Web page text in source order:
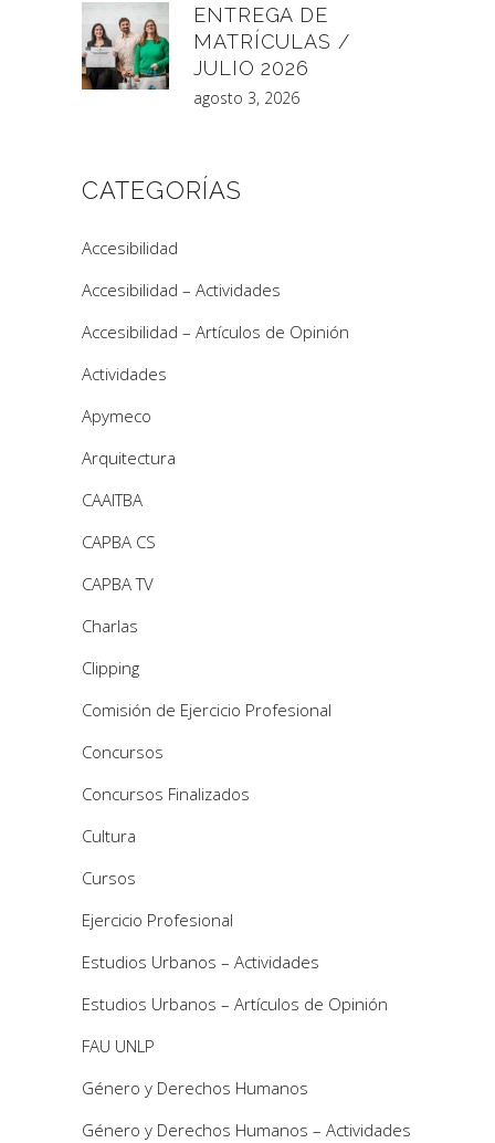
ENTREGA DE
MATRÍCULAS /
JULIO 2026
agosto 3, 2026
CATEGORÍAS
Accesibilidad
Accesibilidad – Actividades
Accesibilidad – Artículos de Opinión
Actividades
Apymeco
Arquitectura
CAAITBA
CAPBA CS
CAPBA TV
Charlas
Clipping
Comisión de Ejercicio Profesional
Concursos
Concursos Finalizados
Cultura
Cursos
Ejercicio Profesional
Estudios Urbanos – Actividades
Estudios Urbanos – Artículos de Opinión
FAU UNLP
Género y Derechos Humanos
Género y Derechos Humanos – Actividades